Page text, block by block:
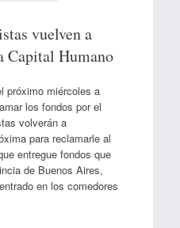
vuelven a
Capital Humano
próximo miércoles a
los fondos por el
volverán a
para reclamarle al
entregue fondos que
de Buenos Aires,
en los comedores